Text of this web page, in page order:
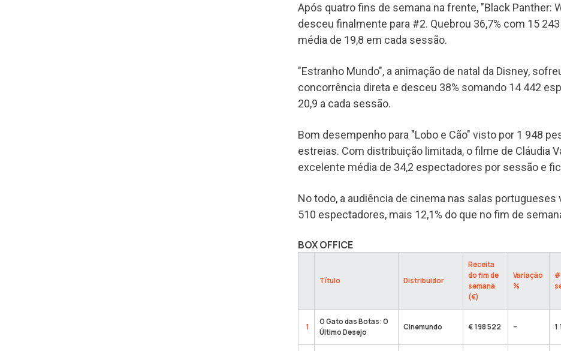
Após quatro fins de semana na frente, "Black Panther:
desceu finalmente para #2. Quebrou 36,7% com 15
média de 19,8 em cada sessão.
"Estranho Mundo", a animação de natal da Disney,
concorrência direta e desceu 38% somando 14 442
20,9 a cada sessão.
Bom desempenho para "Lobo e Cão" visto por 1 948
estreias. Com distribuição limitada, o filme de Cláudia
excelente média de 34,2 espectadores por sessão e
No todo, a audiência de cinema nas salas
510 espectadores, mais 12,1% do que no fim de
BOX OFFICE
Título Distribuidor
Receita
do fim de
semana
(€)
Variação
%
#
1
O Gato das Botas: O
Último Desejo
Cinemundo € 198 522 – 1